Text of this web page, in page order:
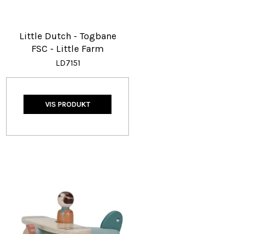
Little Dutch - Togbane
FSC - Little Farm
LD7151
VIS PRODUKT